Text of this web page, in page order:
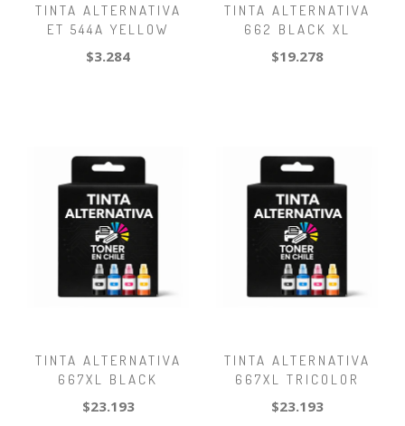
TINTA ALTERNATIVA
ET 544A YELLOW
$3.284
TINTA ALTERNATIVA
662 BLACK XL
$19.278
TINTA ALTERNATIVA
667XL BLACK
$23.193
TINTA ALTERNATIVA
667XL TRICOLOR
$23.193